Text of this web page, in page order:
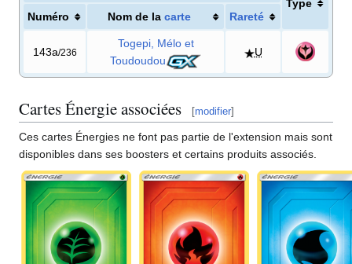
Type
Numéro
Nom de la carte Rareté
143a/236
Togepi, Mélo et
Toudoudou
U
Cartes Énergie associées [modifier]
Ces cartes Énergies ne font pas partie de l'extension mais sont
disponibles dans ses boosters et certains produits associés.